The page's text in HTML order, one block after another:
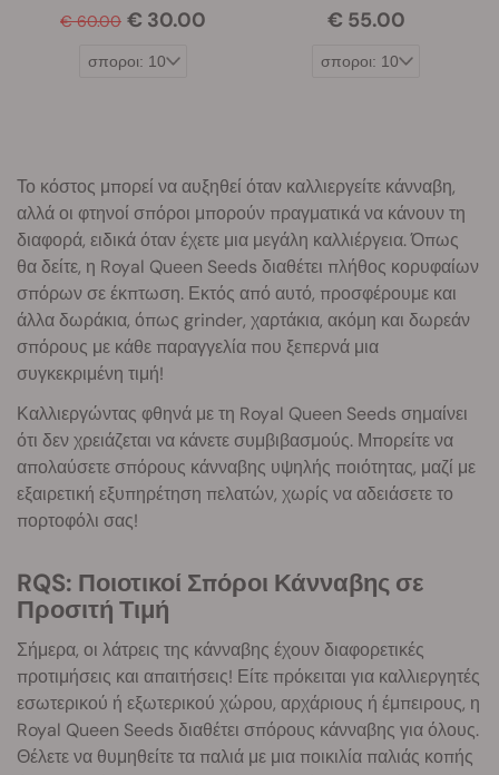
€ 60.00 € 30.00 € 55.00
Το κόστος μπορεί να αυξηθεί όταν καλλιεργείτε κάνναβη,
αλλά οι φτηνοί σπόροι μπορούν πραγματικά να κάνουν τη
διαφορά, ειδικά όταν έχετε μια μεγάλη καλλιέργεια. Όπως
θα δείτε, η Royal Queen Seeds διαθέτει πλήθος κορυφαίων
σπόρων σε έκπτωση. Εκτός από αυτό, προσφέρουμε και
άλλα δωράκια, όπως grinder, χαρτάκια, ακόμη και δωρεάν
σπόρους με κάθε παραγγελία που ξεπερνά μια
συγκεκριμένη τιμή!
Καλλιεργώντας φθηνά με τη Royal Queen Seeds σημαίνει
ότι δεν χρειάζεται να κάνετε συμβιβασμούς. Μπορείτε να
απολαύσετε σπόρους κάνναβης υψηλής ποιότητας, μαζί με
εξαιρετική εξυπηρέτηση πελατών, χωρίς να αδειάσετε το
πορτοφόλι σας!
RQS: Ποιοτικοί Σπόροι Κάνναβης σε
Προσιτή Τιμή
Σήμερα, οι λάτρεις της κάνναβης έχουν διαφορετικές
προτιμήσεις και απαιτήσεις! Είτε πρόκειται για καλλιεργητές
εσωτερικού ή εξωτερικού χώρου, αρχάριους ή έμπειρους, η
Royal Queen Seeds διαθέτει σπόρους κάνναβης για όλους.
Θέλετε να θυμηθείτε τα παλιά με μια ποικιλία παλιάς κοπής